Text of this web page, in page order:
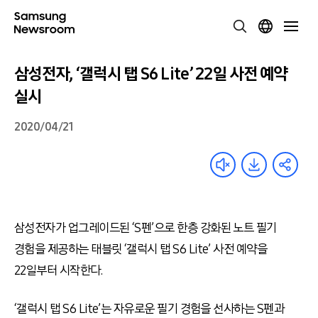
삼성전자, ‘갤럭시 탭 S6 Lite’ 22일 사전 예약
실시
2020/04/21
삼성전자가 업그레이드된 ‘S펜’으로 한층 강화된 노트 필기
경험을 제공하는 태블릿 ‘갤럭시 탭 S6 Lite’ 사전 예약을
22일부터 시작한다.
‘갤럭시 탭 S6 Lite’는 자유로운 필기 경험을 선사하는 S펜과